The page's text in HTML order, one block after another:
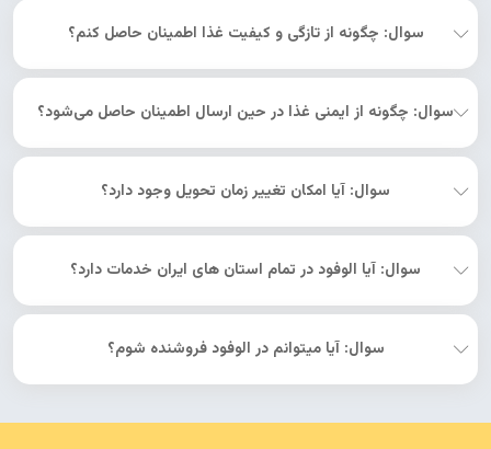
سوال: چگونه از تازگی و کیفیت غذا اطمینان حاصل کنم؟
سوال: چگونه از ایمنی غذا در حین ارسال اطمینان حاصل می‌شود؟
سوال: آیا امکان تغییر زمان تحویل وجود دارد؟
سوال: آیا الوفود در تمام استان های ایران خدمات دارد؟
سوال: آیا میتوانم در الوفود فروشنده شوم؟